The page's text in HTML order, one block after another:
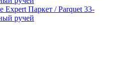
Паркет / Parquet 33-
ручей